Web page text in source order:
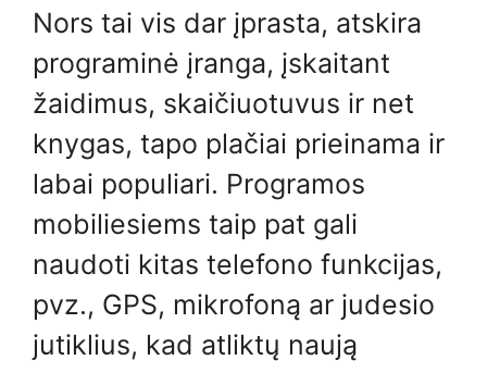
Nors tai vis dar įprasta, atskira
programinė įranga, įskaitant
žaidimus, skaičiuotuvus ir net
knygas, tapo plačiai prieinama ir
labai populiari. Programos
mobiliesiems taip pat gali
naudoti kitas telefono funkcijas,
pvz., GPS, mikrofoną ar judesio
jutiklius, kad atliktų naują